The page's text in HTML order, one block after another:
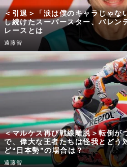
＜引退＞「涙は僕のキャラじゃな
し続けたスーパースター、バレン
レースとは
遠藤智
＜マルケス再び戦線離脱＞転倒が
で、偉大な王者たちは怪我とど
ど“日本勢”の場合は？
遠藤智